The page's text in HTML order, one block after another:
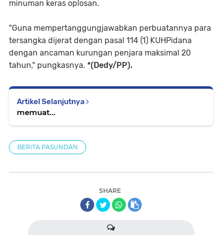
minuman keras oplosan.
"Guna mempertanggungjawabkan perbuatannya para
tersangka dijerat dengan pasal 114 (1) KUHPidana
dengan ancaman kurungan penjara maksimal 20
tahun," pungkasnya. *(Dedy/PP).
Artikel Selanjutnya
memuat...
BERITA PASUNDAN
SHARE